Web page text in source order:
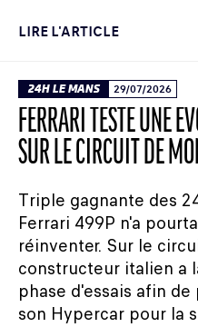
LIRE L'ARTICLE
24H LE MANS 29/07/2026
FERRARI TESTE UNE
SUR LE CIRCUIT DE
Triple gagnante des
Ferrari 499P n'a
réinventer. Sur le
constructeur italien a
phase d'essais afin
son Hypercar pour la